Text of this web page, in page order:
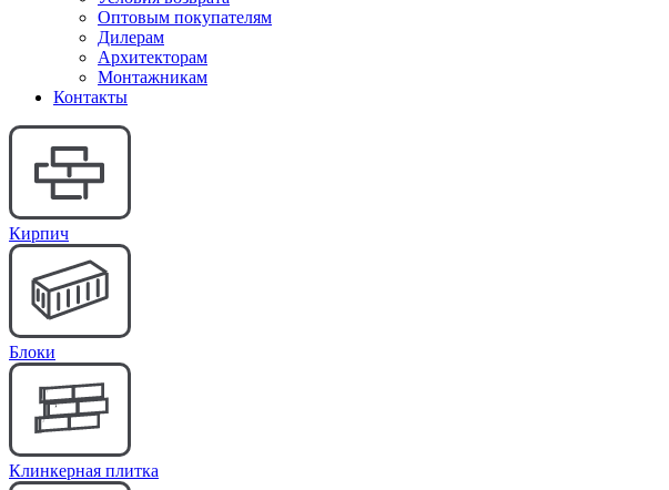
Оптовым покупателям
Дилерам
Архитекторам
Монтажникам
Контакты
Кирпич
Блоки
Клинкерная плитка